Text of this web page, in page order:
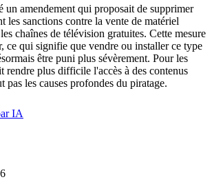
un amendement qui proposait de supprimer
les sanctions contre la vente de matériel
chaînes de télévision gratuites. Cette mesure
ce qui signifie que vendre ou installer ce type
être puni plus sévèrement. Pour les
rendre plus difficile l'accès à des contenus
pas les causes profondes du piratage.
IA